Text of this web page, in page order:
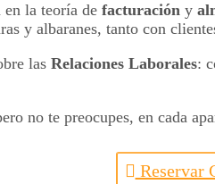
en la teoría de facturación y
y albaranes, tanto con
las Relaciones Laborales:
no te preocupes, en cada
Reservar